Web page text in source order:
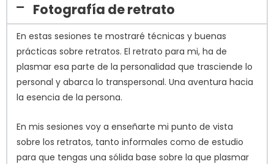
Fotografía de retrato
En estas sesiones te mostraré técnicas y buenas
prácticas sobre retratos. El retrato para mi, ha de
plasmar esa parte de la personalidad que trasciende lo
personal y abarca lo transpersonal. Una aventura hacia
la esencia de la persona.
En mis sesiones voy a enseñarte mi punto de vista
sobre los retratos, tanto informales como de estudio
para que tengas una sólida base sobre la que plasmar